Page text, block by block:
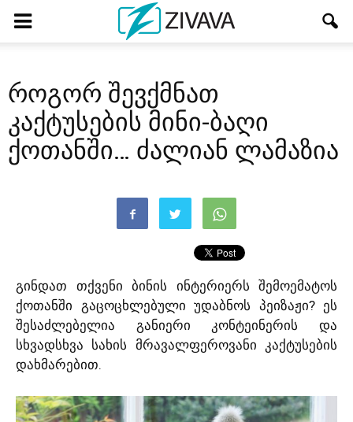
როგორ შევქმნათ
კაქტუსების მინი-ბაღი
ქოთანში… ძალიან ლამაზია
გინდათ თქვენი ბინის ინტერიერს შემოემატოს
ქოთანში გაცოცხლებული უდაბნოს პეიზაჟი? ეს
შესაძლებელია განიერი კონტეინერის და
სხვადსხვა სახის მრავალფეროვანი კაქტუსების
დახმარებით.